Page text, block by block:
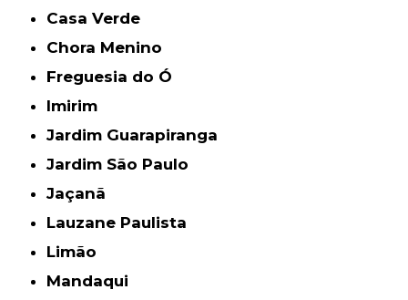
Casa Verde
Chora Menino
Freguesia do Ó
Imirim
Jardim Guarapiranga
Jardim São Paulo
Jaçanã
Lauzane Paulista
Limão
Mandaqui